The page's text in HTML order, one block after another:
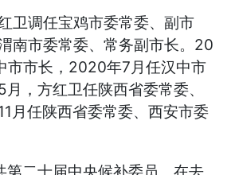
调任宝鸡市委常委、副市
南市委常委、常务副市长。20
市市长，2020年7月任汉中市
，方红卫任陕西省委常委、
月任陕西省委常委、西安市委